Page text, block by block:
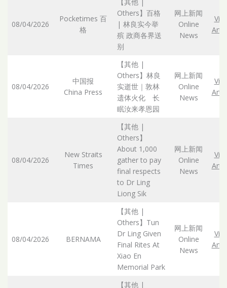
08/04/2026
Pocketimes 百
格
Others】百格
| 林良实今举
殡 政商各界送
别
网上新闻
Online
News
08/04/2026
中国报
China Press
【其他 |
Others】林良
实逝世｜敦林
遗体火化 长
眠汝来孝恩园
网上新闻
Online
News
08/04/2026
New Straits
Times
【其他 |
Others】
About 1,000
gather to pay
final respects
to Dr Ling
Liong Sik
网上新闻
Online
News
08/04/2026 BERNAMA
【其他 |
Others】Tun
Dr Ling Given
Final Rites At
Xiao En
Memorial Park
网上新闻
Online
News
【其他 |